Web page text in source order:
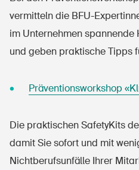
vermitteln die BFU-
im Unternehmen
und geben praktische Tipps
Präventionsworkshop
Die praktischen SafetyKits
damit Sie sofort und mit
Nichtberufsunfälle Ihrer